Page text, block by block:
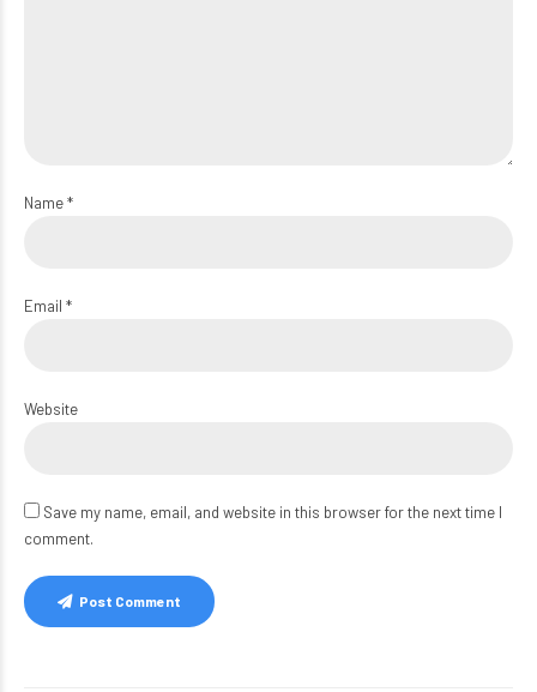
Name *
Email *
Website
Save my name, email, and website in this browser for the next time I
comment.
Post Comment